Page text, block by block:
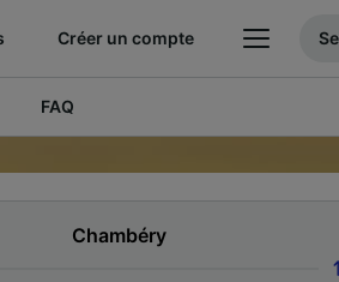
Créer un compte
FAQ